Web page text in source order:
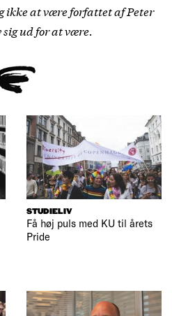
ikke at være forfattet af Peter
sig ud for at være.
STUDIELIV
Få høj puls med KU til årets
Pride